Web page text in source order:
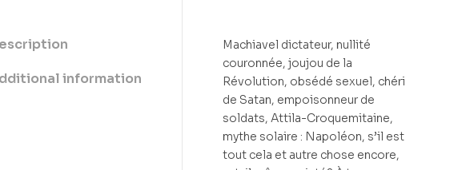
information
Machiavel dictateur, nullité
couronnée, joujou de la
Révolution, obsédé sexuel, chéri
de Satan, empoisonneur de
soldats, Attila-Croquemitaine,
mythe solaire : Napoléon, s’il est
tout cela et autre chose encore,